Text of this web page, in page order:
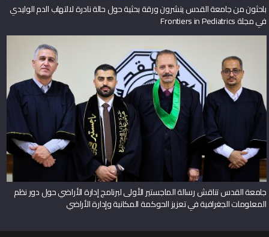
باحثون من جامعة القدس ينشرون ورقة بحثية حول حالة نادرة لالتهاب الدم الوليدي
في مجلة Frontiers in Pediatrics
جامعة القدس تناقش رسالة الماجستير الأولى لبرنامج إدارة الأراضي حول دور نظم
المعلومات الجغرافية في تعزيز الحوكمة المكانية وإدارة الأراضي